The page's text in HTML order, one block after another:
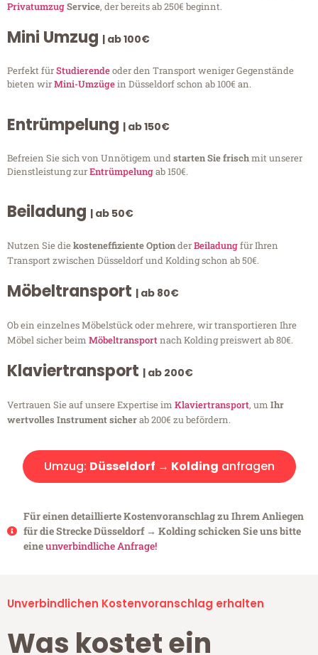
PrivatumzugService, der bereits ab 250€ beginnt.
Mini Umzug | ab 100€
Perfekt fürStudierendeoder den Transport weniger Gegenstände
bieten wirMini-Umzügein Düsseldorf schon ab 100€ an.
Entrümpelung | ab 150€
Befreien Sie sich von Unnötigem undstarten Sie frischmit unserer
Dienstleistung zurEntrümpelungab 150€.
Beiladung | ab 50€
Nutzen Sie diekosteneffiziente OptionderBeiladungfür Ihren
Transport zwischen Düsseldorf und Kolding schon ab 50€.
Möbeltransport | ab 80€
Ob ein einzelnes Möbelstück oder mehrere, wir transportieren Ihre
Möbel sicher beim Möbeltransportnach Kolding preiswert ab 80€.
Klaviertransport | ab 200€
Vertrauen Sie auf unsere Expertise im Klaviertransport, um Ihr
wertvolles Instrument sicherab 200€ zu befördern.
Umzug: Düsseldorf → Kolding anfragen
Für einen detaillierte Kostenvoranschlag zu Ihrem Anliegen
für die Strecke Düsseldorf → Kolding schicken Sie uns bitte
eineunverbindliche Anfrage!
Unverbindlichen Kostenvoranschlag erhalten
Was kostet ein